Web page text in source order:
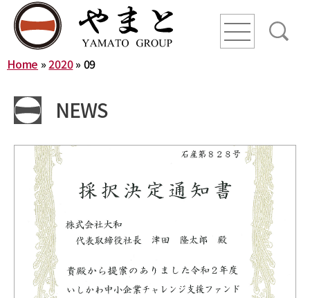
line
line
line
やまとグループ株式会社
株式会社ヤマトアグリ
株式会社大和
株式会社栄食
株式会社ONKURI
株式会社未来への恋文
Home »2020» 09
NEWS